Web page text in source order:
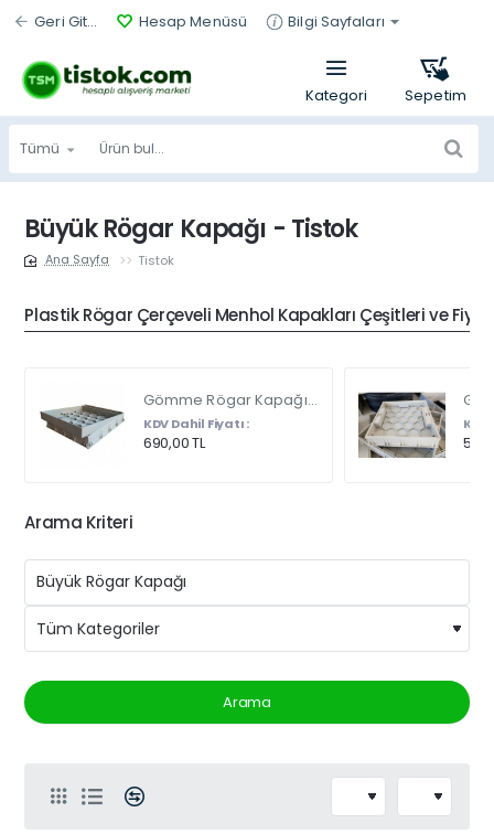
Geri Git... Hesap Menüsü Bilgi Sayfaları
Tümü
Ürün
bul...
Büyük Rögar Kapağı - Tistok
Tistok
Plastik Rögar Çerçeveli Menhol Kapakları Çeşitleri ve
Gömme Rögar Kapağı - Seramik - Fayans Ve Mermer Zeminlerde - Gizli Çerçeve Kapak Çift Kulplu 45 X 45
KDV Dahil Fiyatı :
690,00 TL
KDV
Arama Kriteri
Arama